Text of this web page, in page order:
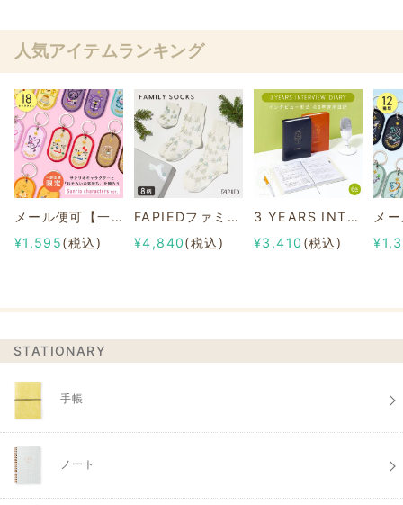
人気アイテムランキング
メール便可【一部店舗限定】2/8b PAIR KEY RING Sanrio characters ver.
¥1,595(税込)
FAPIEDファミリーソックスセット 総柄
¥4,840(税込)
3 YEARS INTERVIEW DIARY
¥3,410 (税込)
STATIONARY
手帳
ノート